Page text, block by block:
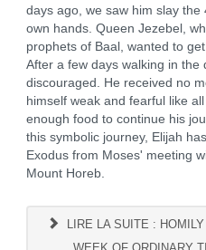
days ago, we saw him slay
own hands. Queen Jezebel,
prophets of Baal, wanted to
After a few days walking in the
discouraged. He received no
himself weak and fearful like
enough food to continue his
this symbolic journey, Elijah
Exodus from Moses' meeting
Mount Horeb.
LIRE LA SUITE :